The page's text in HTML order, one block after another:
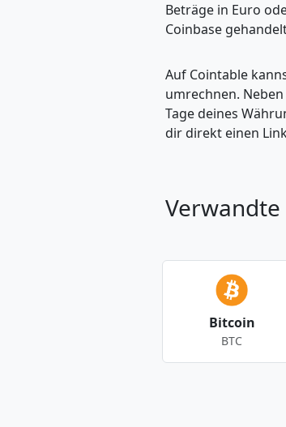
Beträge in Euro
Coinbase
Auf Cointable
umrechnen.
Tage deines
dir direkt einen
Bitcoin
BTC